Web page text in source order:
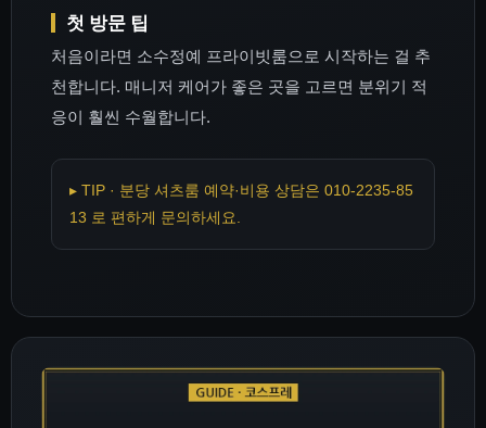
첫 방문 팁
처음이라면 소수정예 프라이빗룸으로 시작하는 걸 추
천합니다. 매니저 케어가 좋은 곳을 고르면 분위기 적
응이 훨씬 수월합니다.
▸ TIP · 분당 셔츠룸 예약·비용 상담은 010-2235-85
13 로 편하게 문의하세요.